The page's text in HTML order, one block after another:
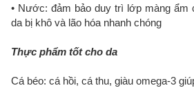
• Nước: đảm bảo duy trì lớp màng ẩm
da bị khô và lão hóa nhanh chóng
Thực phẩm tốt cho da
Cá béo: cá hồi, cá thu, giàu omega-3